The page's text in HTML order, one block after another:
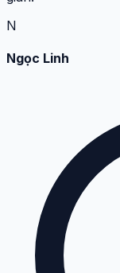
N
Ngọc Linh